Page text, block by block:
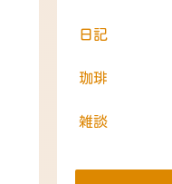
日記
珈琲
雑談